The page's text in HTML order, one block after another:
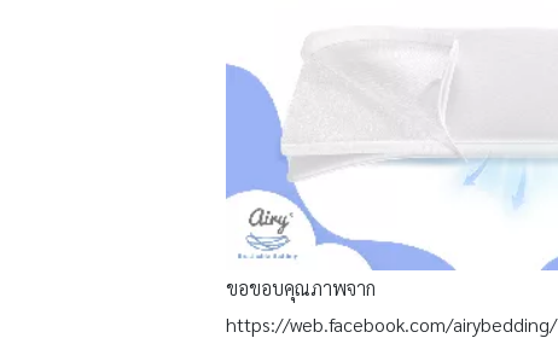
ขอขอบคุณภาพจาก
https://web.facebook.com/airybedding/